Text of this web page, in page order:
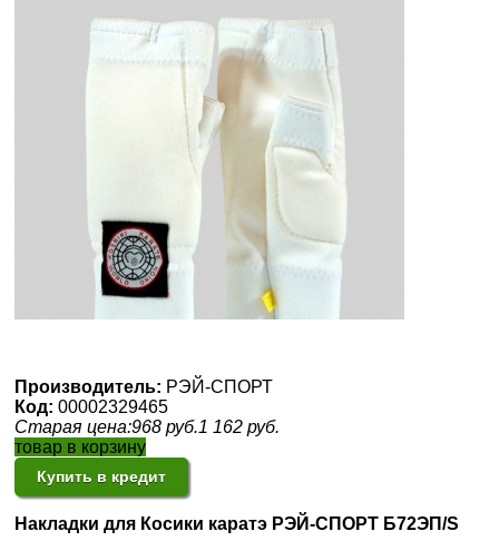
Производитель: РЭЙ-СПОРТ
Код: 00002329465
Старая цена:968 руб.1 162 руб.
товар в корзину
Купить в кредит
Накладки для Косики каратэ РЭЙ-СПОРТ Б72ЭП/S